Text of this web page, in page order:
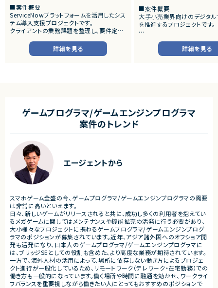
■案件概要
ServiceNowプラットフォームを活用したシス
テム導入支援プロジェクトです。
クライアントの業務課題を整理し、要件定義
だきます。
・詳細設計書、テスト仕様書等のドキュメント
作成
・成果物レビューおよび品質管理
・開発メンバーへの技術支援、進捗管理
■体制
・少人数体制でのプロジェクト推進
・クライアントおよび開発メンバーとのコミュ
ニケーションあり
■募集背景
プロジェクト拡大に伴う増員募集
詳細を見る
■案件概要
大手小売業界向けのデジタ
を推進するプロジェクトです。
■プロダクトやサービスの概
・店舗向けスマホアプリおよ
システムの継続的なエンハ
・要件整理および要件定義支
・バックエンドシステムの設計
・リリース対応および品質向
■担当工程
・要件定義
・基本設計
・詳細設計
・実装
・テスト
・リリース対応
■その他補足
・複数ベンダーによる混成チ
・全体約100名規模の大型プ
詳細を見る
ゲームプログラマ/ゲームエンジンプログラマ
案件のトレンド
エージェントから
スマホゲーム全盛の今、ゲームプログラマ/ゲームエンジンプログラマの需要
は非常に高いといえます。
日々、新しいゲームがリリースされると共に、成功し多くの利用者を抱えてい
るメガゲームに関してはメンテナンスや機能拡充の活発に行う必要があり、
大小様々なプロジェクトに携わるゲームプログラマ/ゲームエンジンプログ
ラマのポジションが募集されています。近年、アジア諸外国へのオフショア開
発も活発になり、日本人のゲームプログラマ/ゲームエンジンプログラマに
は、ブリッジSEとしての役割も含めた、より高度な業務が期待されています。
一方で、海外人材の活用によって、場所に依存しない働き方によるプロジェ
クト進行が一般化しているため、リモートワーク（テレワーク・在宅勤務）での
働き方も一般的になっています。働く場所や時間に融通を効かせ、ワークライ
フバランスを重要視しながら働きたい人にとってもおすすめのポジションで